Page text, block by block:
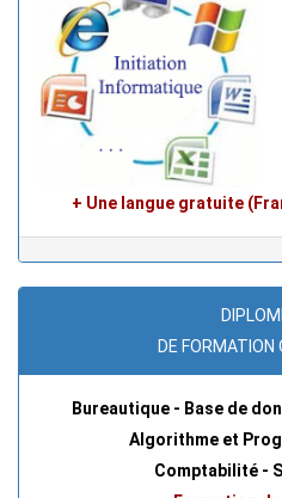
+ Une langue gratuite
DE FORMATION
Bureautique - Base de
Algorithme et
Comptabilité -